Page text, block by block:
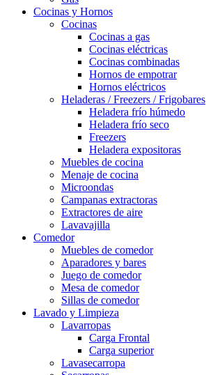
Cocinas y Hornos
Cocinas
Cocinas a gas
Cocinas eléctricas
Cocinas combinadas
Hornos de empotrar
Hornos eléctricos
Heladeras / Freezers / Frigobares
Heladera frío húmedo
Heladera frío seco
Freezers
Heladera expositoras
Muebles de cocina
Menaje de cocina
Microondas
Campanas extractoras
Extractores de aire
Lavavajilla
Comedor
Muebles de comedor
Aparadores y bares
Juego de comedor
Mesa de comedor
Sillas de comedor
Lavado y Limpieza
Lavarropas
Carga Frontal
Carga superior
Lavasecarropa